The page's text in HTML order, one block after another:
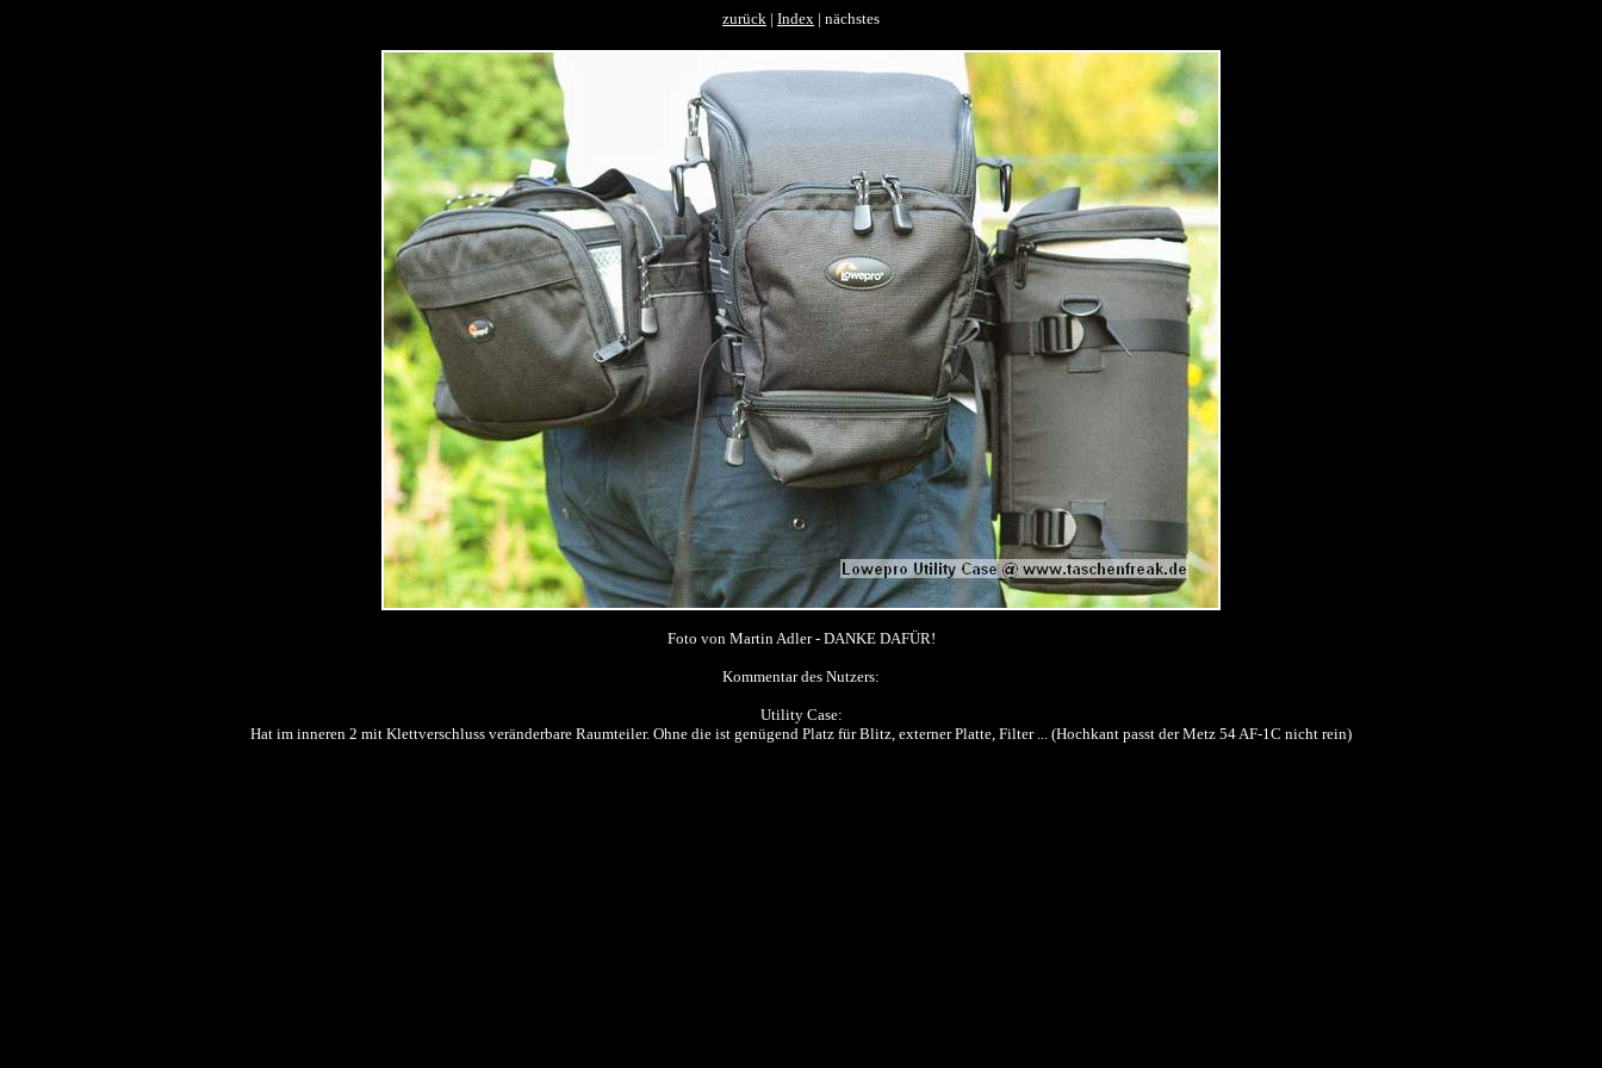
zurück | Index | nächstes
Foto von Martin Adler - DANKE DAFÜR!
Kommentar des Nutzers:
Utility Case:
Hat im inneren 2 mit Klettverschluss veränderbare Raumteiler. Ohne die ist genügend Platz für Blitz, externer Platte, Filter ... (Hochkant passt der Metz 54 AF-1C nicht rein)